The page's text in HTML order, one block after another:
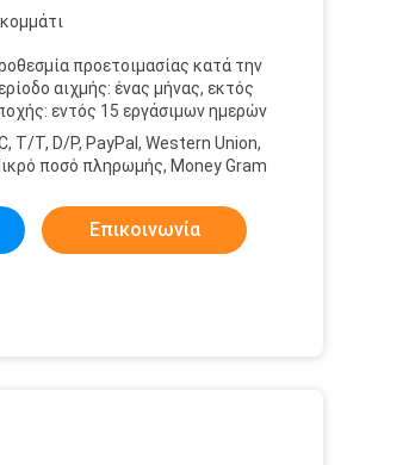
προετοιμασίας κατά την
αιχμής: ένας μήνας, εκτός
εντός 15 εργάσιμων ημερών
T/T, D/P, PayPal, Western Union,
ποσό πληρωμής, Money Gram
Επικοινωνία